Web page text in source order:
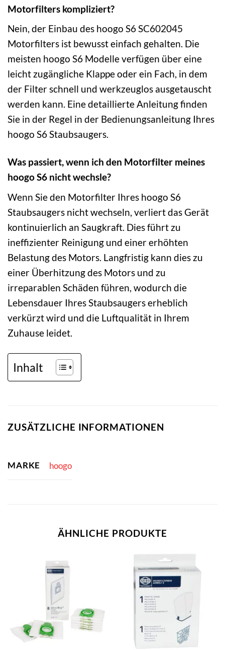
Motorfilters kompliziert?
Nein, der Einbau des hoogo S6 SC602045
Motorfilters ist bewusst einfach gehalten. Die
meisten hoogo S6 Modelle verfügen über eine
leicht zugängliche Klappe oder ein Fach, in dem
der Filter schnell und werkzeuglos ausgetauscht
werden kann. Eine detaillierte Anleitung finden
Sie in der Regel in der Bedienungsanleitung Ihres
hoogo S6 Staubsaugers.
Was passiert, wenn ich den Motorfilter meines
hoogo S6 nicht wechsle?
Wenn Sie den Motorfilter Ihres hoogo S6
Staubsaugers nicht wechseln, verliert das Gerät
kontinuierlich an Saugkraft. Dies führt zu
ineffizienter Reinigung und einer erhöhten
Belastung des Motors. Langfristig kann dies zu
einer Überhitzung des Motors und zu
irreparablen Schäden führen, wodurch die
Lebensdauer Ihres Staubsaugers erheblich
verkürzt wird und die Luftqualität in Ihrem
Zuhause leidet.
Inhalt
ZUSÄTZLICHE INFORMATIONEN
MARKE hoogo
ÄHNLICHE PRODUKTE